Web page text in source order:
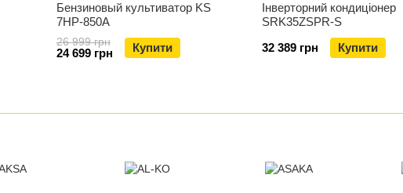
Бензиновый культиватор KS
7HP-850A
26 999 грн
24 699 грн Купити
Інверторний кондиціонер
SRK35ZSPR-S
32 389 грн
Купити